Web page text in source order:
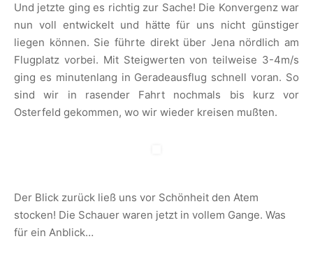
Und jetzte ging es richtig zur Sache! Die Konvergenz war
nun voll entwickelt und hätte für uns nicht günstiger
liegen können. Sie führte direkt über Jena nördlich am
Flugplatz vorbei. Mit Steigwerten von teilweise 3-4m/s
ging es minutenlang in Geradeausflug schnell voran. So
sind wir in rasender Fahrt nochmals bis kurz vor
Osterfeld gekommen, wo wir wieder kreisen mußten.
Der Blick zurück ließ uns vor Schönheit den Atem
stocken! Die Schauer waren jetzt in vollem Gange. Was
für ein Anblick…